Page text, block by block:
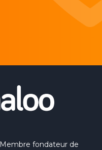
Membre fondateur de